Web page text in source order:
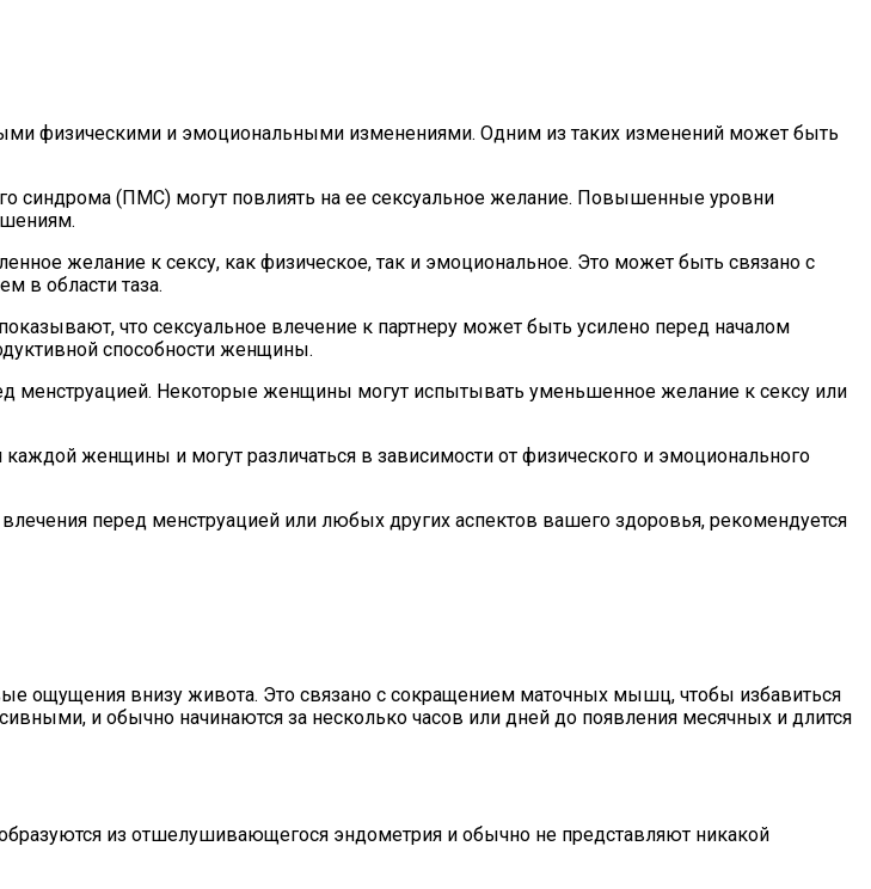
физическими и эмоциональными изменениями. Одним из таких изменений может быть
синдрома (ПМС) могут повлиять на ее сексуальное желание. Повышенные уровни
желание к сексу, как физическое, так и эмоциональное. Это может быть связано с
в области таза.
что сексуальное влечение к партнеру может быть усилено перед началом
способности женщины.
менструацией. Некоторые женщины могут испытывать уменьшенное желание к сексу или
женщины и могут различаться в зависимости от физического и эмоционального
перед менструацией или любых других аспектов вашего здоровья, рекомендуется
ощущения внизу живота. Это связано с сокращением маточных мышц, чтобы избавиться
и обычно начинаются за несколько часов или дней до появления месячных и длится
из отшелушивающегося эндометрия и обычно не представляют никакой